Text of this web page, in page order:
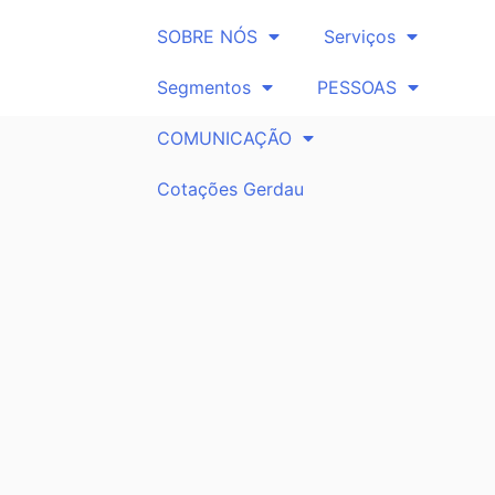
SOBRE NÓS Serviços
Segmentos PESSOAS
COMUNICAÇÃO
Cotações Gerdau